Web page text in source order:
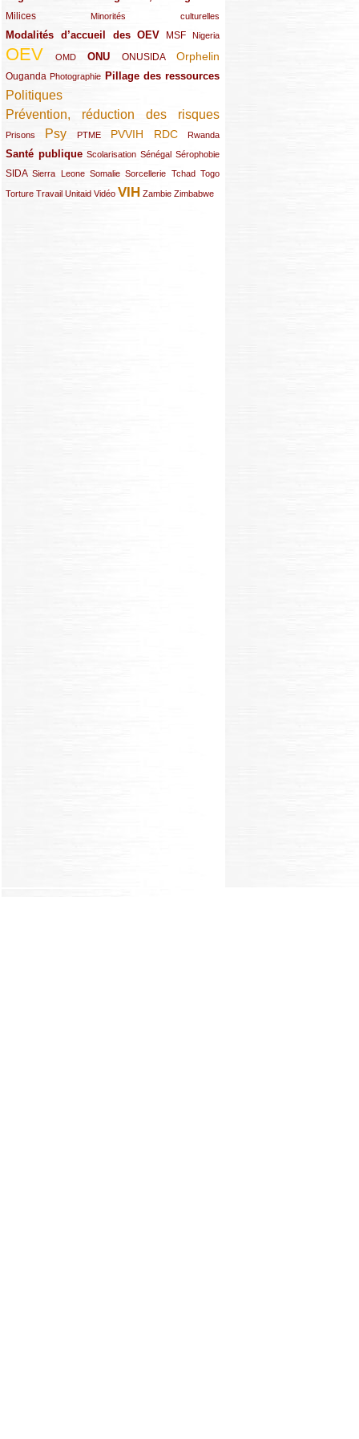
Milices
(34/289) Minorités culturelles
(15/289)
Modalités d’accueil des OEV
(58/289) MSF
(54/289) Nigeria
(27/289)
OEV
(269/289) OMD
(26/289) ONU
(58/289) ONUSIDA
(44/289) Orphelin
(112/289)
Ouganda
(29/289) Photographie
(27/289) Pillage des ressources
(77/289)
Politiques
(120/289)
Prévention, réduction des risques
(131/289)
Prisons
(22/289) Psy
(119/289) PTME
(12/289) PVVIH
(111/289) RDC
(104/289) Rwanda
(23/289)
Santé publique
(59/289) Scolarisation
(9/289) Sénégal
(13/289) Sérophobie
(19/289)
SIDA
(29/289)Sierra Leone
(13/289) Somalie
(12/289) Sorcellerie
(19/289) Tchad
(10/289) Togo
(15/289)
Torture
(17/289)Travail
(21/289) Unitaid
(26/289) Vidéo
(23/289) VIH
(154/289) Zambie
(12/289) Zimbabwe
(21/289)